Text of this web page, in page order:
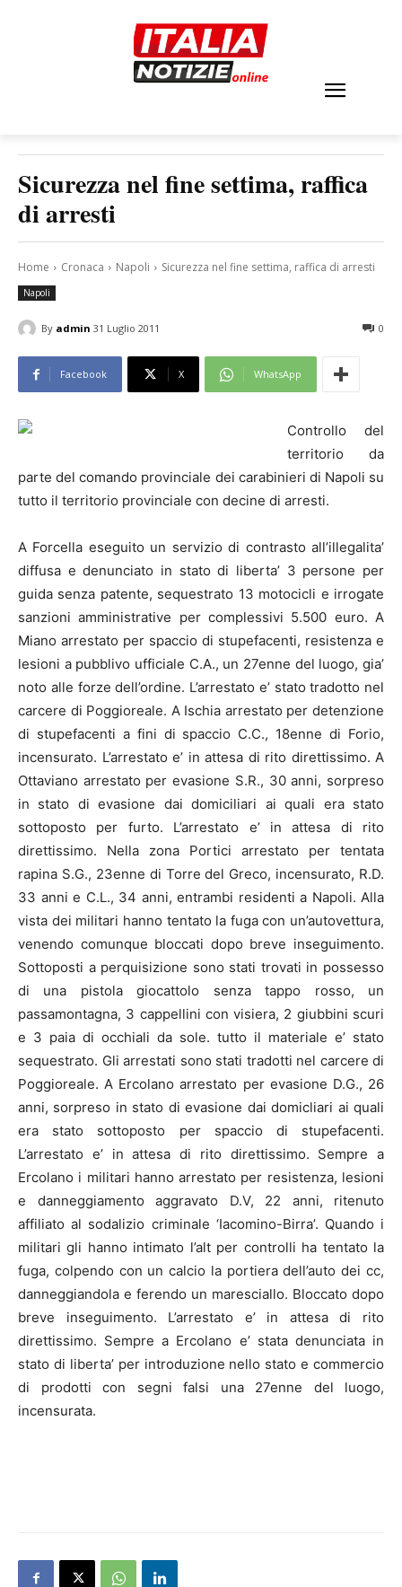
Sicurezza nel fine settima, raffica
di arresti
Home Cronaca Napoli Sicurezza nel fine settima, raffica di arresti
Napoli
By admin 31 Luglio 2011 0
Facebook X WhatsApp
Controllo del
territorio da
parte del comando provinciale dei carabinieri di Napoli su
tutto il territorio provinciale con decine di arresti.
A Forcella eseguito un servizio di contrasto all’illegalita’
diffusa e denunciato in stato di liberta’ 3 persone per
guida senza patente, sequestrato 13 motocicli e irrogate
sanzioni amministrative per complessivi 5.500 euro. A
Miano arrestato per spaccio di stupefacenti, resistenza e
lesioni a pubblivo ufficiale C.A., un 27enne del luogo, gia’
noto alle forze dell’ordine. L’arrestato e’ stato tradotto nel
carcere di Poggioreale. A Ischia arrestato per detenzione
di stupefacenti a fini di spaccio C.C., 18enne di Forio,
incensurato. L’arrestato e’ in attesa di rito direttissimo. A
Ottaviano arrestato per evasione S.R., 30 anni, sorpreso
in stato di evasione dai domiciliari ai quali era stato
sottoposto per furto. L’arrestato e’ in attesa di rito
direttissimo. Nella zona Portici arrestato per tentata
rapina S.G., 23enne di Torre del Greco, incensurato, R.D.
33 anni e C.L., 34 anni, entrambi residenti a Napoli. Alla
vista dei militari hanno tentato la fuga con un’autovettura,
venendo comunque bloccati dopo breve inseguimento.
Sottoposti a perquisizione sono stati trovati in possesso
di una pistola giocattolo senza tappo rosso, un
passamontagna, 3 cappellini con visiera, 2 giubbini scuri
e 3 paia di occhiali da sole. tutto il materiale e’ stato
sequestrato. Gli arrestati sono stati tradotti nel carcere di
Poggioreale. A Ercolano arrestato per evasione D.G., 26
anni, sorpreso in stato di evasione dai domicliari ai quali
era stato sottoposto per spaccio di stupefacenti.
L’arrestato e’ in attesa di rito direttissimo. Sempre a
Ercolano i militari hanno arrestato per resistenza, lesioni
e danneggiamento aggravato D.V, 22 anni, ritenuto
affiliato al sodalizio criminale ‘Iacomino-Birra’. Quando i
militari gli hanno intimato l’alt per controlli ha tentato la
fuga, colpendo con un calcio la portiera dell’auto dei cc,
danneggiandola e ferendo un maresciallo. Bloccato dopo
breve inseguimento. L’arrestato e’ in attesa di rito
direttissimo. Sempre a Ercolano e’ stata denunciata in
stato di liberta’ per introduzione nello stato e commercio
di prodotti con segni falsi una 27enne del luogo,
incensurata.